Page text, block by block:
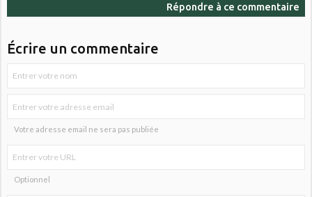
Répondre à ce commentaire
Écrire un commentaire
Votre adresse email ne sera pas publiée
Optionnel